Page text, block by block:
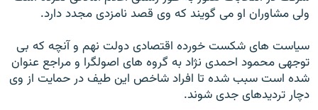
ولى مشاوران او مى گويند كه وى قصد نامزدى مجدد دارد.
سياست هاى شكست خورده اقتصادى دولت نهم و آنچه كه بى
توجهى محمود احمدى نژاد به گروه هاى اصولگرا و مراجع عنوان
شده است سبب شده تا افراد شاخص اين طيف در حمايت از وى
دچار ترديدهاى جدى شوند.